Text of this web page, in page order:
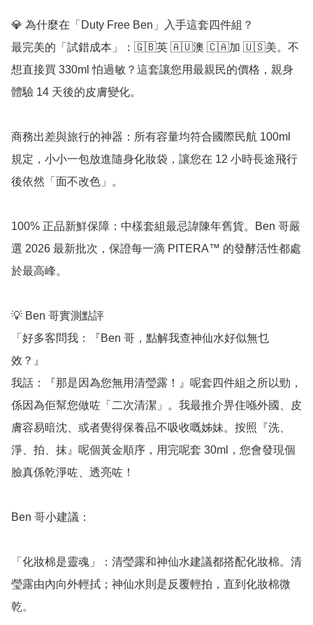
💎 為什麼在「Duty Free Ben」入手這套四件組？
最完美的「試錯成本」：🇬🇧英 🇦🇺澳 🇨🇦加 🇺🇸美。不
想直接買 330ml 怕過敏？這套讓您用最親民的價格，親身
體驗 14 天後的皮膚變化。
商務出差與旅行的神器：所有容量均符合國際民航 100ml
規定，小小一包放進隨身化妝袋，讓您在 12 小時長途飛行
後依然「面不改色」。
100% 正品新鮮保障：中樣套組最忌諱陳年舊貨。Ben 哥嚴
選 2026 最新批次，保證每一滴 PITERA™ 的發酵活性都處
於最高峰。
💡 Ben 哥實測點評
「好多客問我：『Ben 哥，點解我查神仙水好似無乜
效？』
我話：『那是因為您無用清瑩露！』呢套四件組之所以勁，
係因為佢幫您做咗「二次清潔」。我最推介畀住喺外國、皮
膚容易暗沈、或者覺得保養品不吸收嘅姊妹。按照『洗、
淨、拍、抹』呢個黃金順序，用完呢套 30ml，您會發現個
臉真係乾淨咗、透亮咗！
Ben 哥小建議：
「化妝棉是靈魂」：清瑩露和神仙水建議都搭配化妝棉。清
瑩露由內向外輕拭；神仙水則是反覆輕拍，直到化妝棉微
乾。